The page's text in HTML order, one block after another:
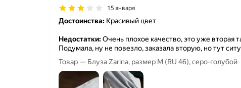
15 января
Достоинства: Красивый цвет
Недостатки:Очень плохое качество, это уже вторая
Подумала, ну не повезло, заказала вторую, но тут
Товар — Блуза Zarina, размер M (RU 46), серо-голубой